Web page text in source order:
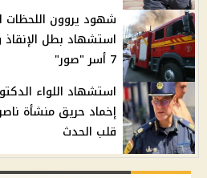
شهود يروون اللحظات
استشهاد بطل الإنقاذ
7 أسر "صور"
استشهاد اللواء
إخماد حريق منشأة
قلب الحدث